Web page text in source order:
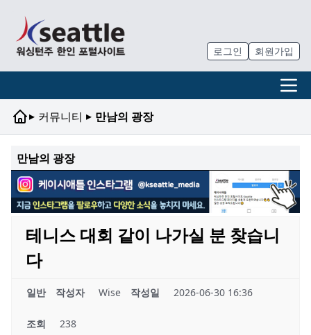
로그인 회원가입
▸ 커뮤니티 ▸ 만남의 광장
만남의 광장
테니스 대회 같이 나가실 분 찾습니
다
일반 작성자 Wise 작성일 2026-06-30 16:36
조회 238